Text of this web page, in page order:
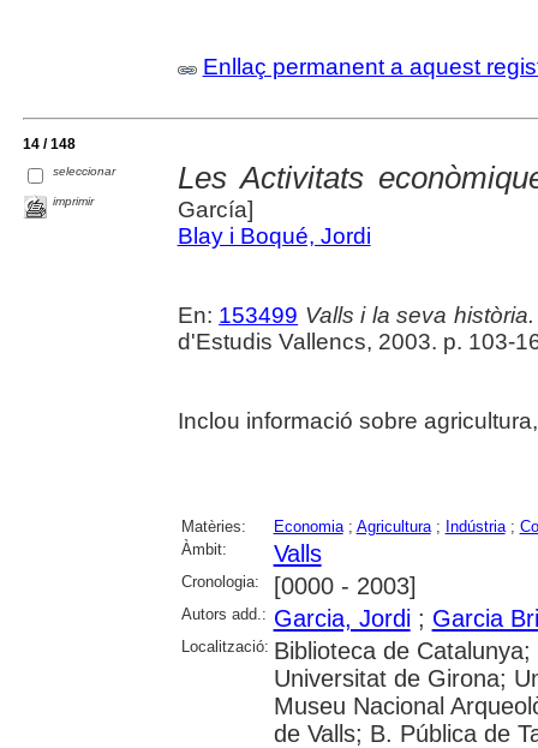
Enllaç permanent a aquest
14 / 148
seleccionar
imprimir
Les Activitats
García]
Blay i Boqué, Jordi
En: 153499 Valls i la seva
d'Estudis Vallencs, 2003. p. 103-
Inclou informació sobre
Matèries: Economia; Agricultura; Indústria;
Àmbit:
Valls
Cronologia: [0000 - 2003]
Autors add.: Garcia, Jordi; Garcia
Localització: Biblioteca de
Universitat de Girona;
Museu Nacional
de Valls; B. Pública de